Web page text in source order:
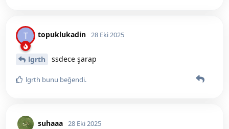
T topuklukadin 28 Eki 2025
lgrth ssdece şarap
lgrth bunu beğendi.
suhaaa 28 Eki 2025